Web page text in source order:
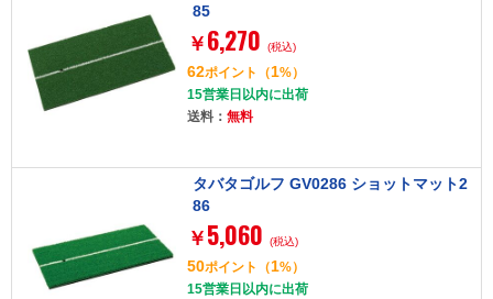
85
￥ 6,270 (税込)
62ポイント （1%）
15営業日以内に出荷
送料： 無料
タバタゴルフ GV0286 ショットマット2
86
￥ 5,060 (税込)
50ポイント （1%）
15営業日以内に出荷